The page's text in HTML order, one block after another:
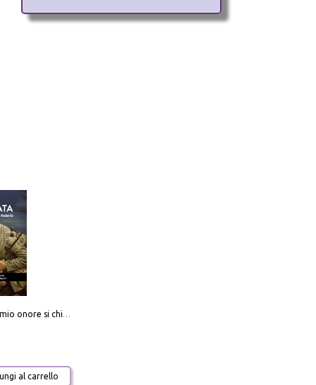
Camerata. Il mio onore si chiama fedeltà
al carrello